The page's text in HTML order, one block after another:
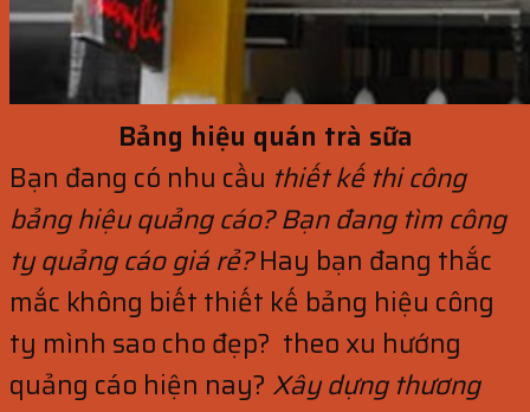
Bảng hiệu quán trà sữa
Bạn đang có nhu cầu thiết kế thi công
bảng hiệu quảng cáo? Bạn đang tìm công
ty quảng cáo giá rẻ?Hay bạn đang thắc
mắc không biết thiết kế bảng hiệu công
ty mình sao cho đẹp? theo xu hướng
quảng cáo hiện nay? Xây dựng thương